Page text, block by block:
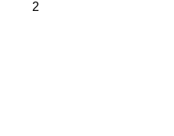
2